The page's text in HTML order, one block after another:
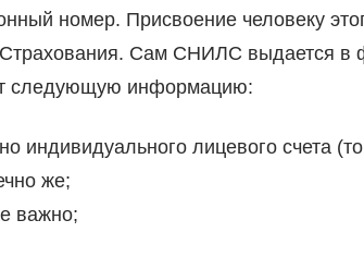
номер. Присвоение человеку
Страхования. Сам СНИЛС выдается в
следующую информацию:
индивидуального лицевого счета
же;
важно;